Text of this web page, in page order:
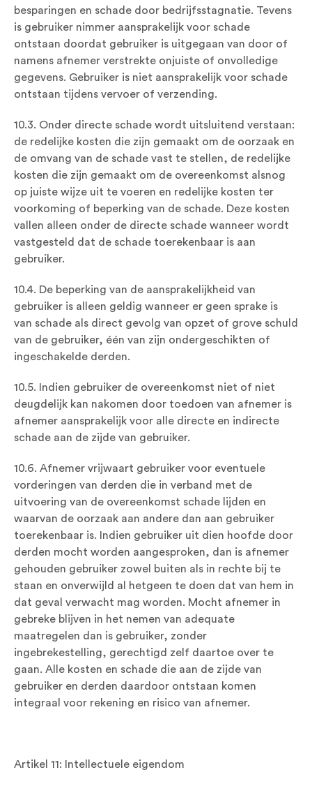
besparingen en schade door bedrijfsstagnatie. Tevens
is gebruiker nimmer aansprakelijk voor schade
ontstaan doordat gebruiker is uitgegaan van door of
namens afnemer verstrekte onjuiste of onvolledige
gegevens. Gebruiker is niet aansprakelijk voor schade
ontstaan tijdens vervoer of verzending.
10.3. Onder directe schade wordt uitsluitend verstaan:
de redelijke kosten die zijn gemaakt om de oorzaak en
de omvang van de schade vast te stellen, de redelijke
kosten die zijn gemaakt om de overeenkomst alsnog
op juiste wijze uit te voeren en redelijke kosten ter
voorkoming of beperking van de schade. Deze kosten
vallen alleen onder de directe schade wanneer wordt
vastgesteld dat de schade toerekenbaar is aan
gebruiker.
10.4. De beperking van de aansprakelijkheid van
gebruiker is alleen geldig wanneer er geen sprake is
van schade als direct gevolg van opzet of grove schuld
van de gebruiker, één van zijn ondergeschikten of
ingeschakelde derden.
10.5. Indien gebruiker de overeenkomst niet of niet
deugdelijk kan nakomen door toedoen van afnemer is
afnemer aansprakelijk voor alle directe en indirecte
schade aan de zijde van gebruiker.
10.6. Afnemer vrijwaart gebruiker voor eventuele
vorderingen van derden die in verband met de
uitvoering van de overeenkomst schade lijden en
waarvan de oorzaak aan andere dan aan gebruiker
toerekenbaar is. Indien gebruiker uit dien hoofde door
derden mocht worden aangesproken, dan is afnemer
gehouden gebruiker zowel buiten als in rechte bij te
staan en onverwijld al hetgeen te doen dat van hem in
dat geval verwacht mag worden. Mocht afnemer in
gebreke blijven in het nemen van adequate
maatregelen dan is gebruiker, zonder
ingebrekestelling, gerechtigd zelf daartoe over te
gaan. Alle kosten en schade die aan de zijde van
gebruiker en derden daardoor ontstaan komen
integraal voor rekening en risico van afnemer.
Artikel 11: Intellectuele eigendom